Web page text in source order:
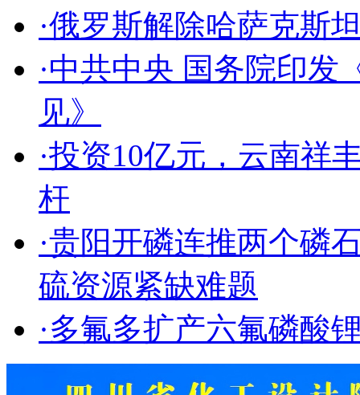
·俄罗斯解除哈萨克斯
·中共中央 国务院印发
见》
·投资10亿元，云南祥
杆
·贵阳开磷连推两个磷
硫资源紧缺难题
·多氟多扩产六氟磷酸